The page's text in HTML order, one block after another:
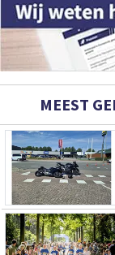
MEEST